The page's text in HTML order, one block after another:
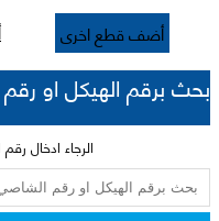
أضف قطع اخرى
بحث برقم الهيكل او
الرجاء ادخال